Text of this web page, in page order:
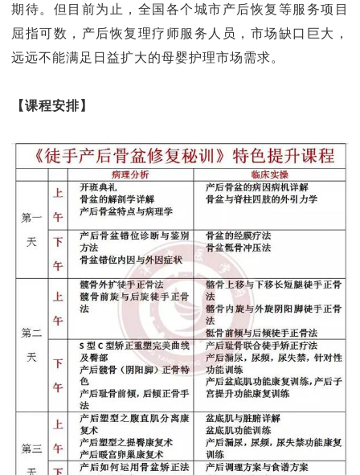
期待。但目前为止，全国各个城市产后恢复等服务项目
屈指可数，产后恢复理疗师服务人员，市场缺口巨大，
远远不能满足日益扩大的母婴护理市场需求。
【课程安排】